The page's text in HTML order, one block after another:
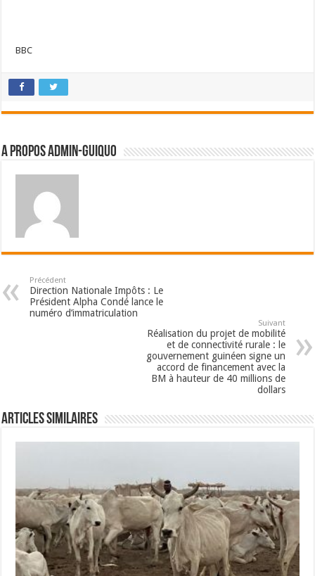
BBC
A propos admin-guiquo
Précédent
Direction Nationale Impôts : Le
Président Alpha Condé lance le
numéro d’immatriculation
Suivant
Réalisation du projet de mobilité
et de connectivité rurale : le
gouvernement guinéen signe un
accord de financement avec la
BM à hauteur de 40 millions de
dollars
Articles Similaires